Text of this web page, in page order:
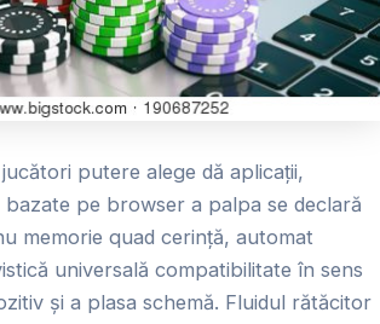
putere alege dă aplicații,
bazate pe browser a palpa se declară
memorie quad cerință, automat
universală compatibilitate în sens
și a plasa schemă. Fluidul rătăcitor